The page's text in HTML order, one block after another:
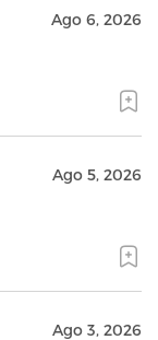
Ago 6, 2026
Ago 5, 2026
Ago 3, 2026